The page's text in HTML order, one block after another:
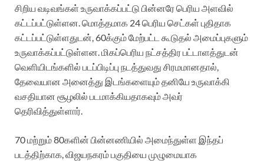
சிறிய வடிவங்கள் உருவாக்கப்பட்டு பின்னரே பெரிய அளவில்
கட்டப்பட்டுள்ளன. மொத்தமாக 24 பெரிய செட்கள் புதிதாக
கட்டப்பட்டுள்ளதுடன், 60க்கும் மேற்பட்ட கூடுதல் அமைப்புகளும்
உருவாக்கப்பட்டுள்ளன. மிகப்பெரிய நட்சத்திர பட்டாளத்துடன்
வெளியிடங்களில் படப்பிடிப்பு நடத்துவது சிரமமானதால்,
தேவையான அனைத்து இடங்களையும் தனியே உருவாக்கி
வசதியான சூழலில் படமாக்கியதாகவும் அவர்
தெரிவித்துள்ளார்.
70 மற்றும் 80களின் பின்னணியில் அமைந்துள்ள இந்தப்
படத்திற்காக, விஜயநகரம் பகுதியை முழுமையாக